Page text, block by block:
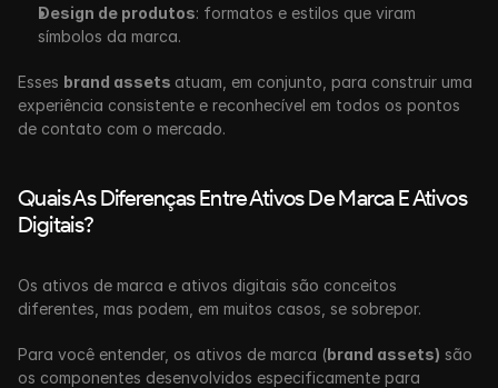
Design de produtos: formatos e estilos que viram
símbolos da marca.
Esses brand assets atuam, em conjunto, para construir uma
experiência consistente e reconhecível em todos os pontos
de contato com o mercado.
Quais As Diferenças Entre Ativos De Marca E Ativos
Digitais?
Os ativos de marca e ativos digitais são conceitos
diferentes, mas podem, em muitos casos, se sobrepor.
Para você entender, os ativos de marca (brand assets) são
os componentes desenvolvidos especificamente para